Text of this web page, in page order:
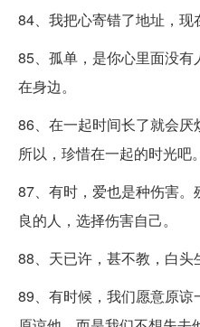
84、我把心寄错了地址，现
85、孤单，是你心里面没
在身边。
86、在一起时间长了就会厌
所以，珍惜在一起的时光吧。
87、有时，爱也是种伤害
良的人，选择伤害自己。
88、天已许，甚不教，白头
89、有时候，我们愿意原